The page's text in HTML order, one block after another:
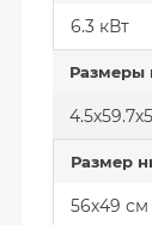
6.3 кВт
Размеры
Размер
56х49 см